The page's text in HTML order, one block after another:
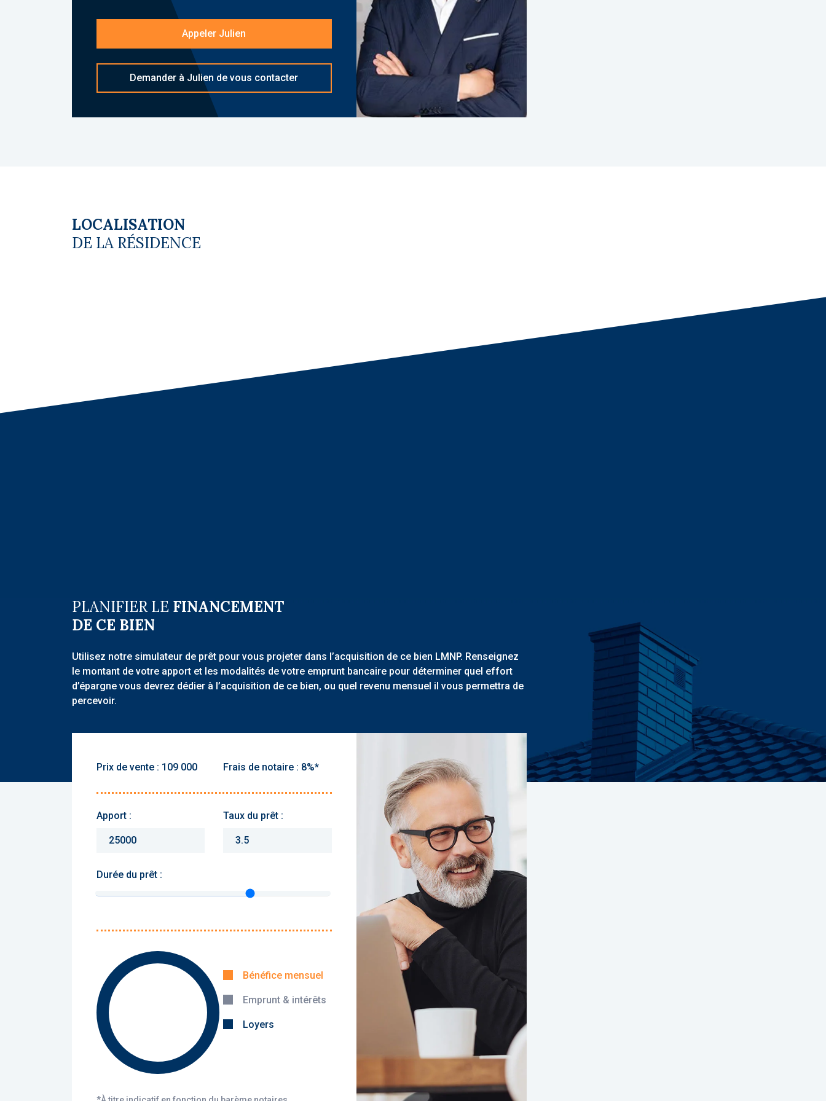
les diagnostics sont en cours de réalisation.
Le coin du LMNP - Julien Kurtz agent basé à NEUILLY SUR SEINE - 01 84 78 46 50 - Plus
d'informations sur[email protected]réf. 28083 Bien soumis au statut juridique de la
Copropriété. Charges annuelles de copropriété (Montant moyen annuel quote-part du
budget prévisionnel vendeur) : 388 €. Pas de procédure en cours. Honoraires à la charge
du vendeur
Appeler Julien
Demander à Julien de vous contacter
LOCALISATION
DE LA RÉSIDENCE
PLANIFIER LE FINANCEMENT
DE CE BIEN
Utilisez notre simulateur de prêt pour vous projeter dans l’acquisition de ce bien LMNP. Renseignez
le montant de votre apport et les modalités de votre emprunt bancaire pour déterminer quel effort
d’épargne vous devrez dédier à l’acquisition de ce bien, ou quel revenu mensuel il vous permettra de
percevoir.
Prix de vente : Frais de notaire :
Apport : Taux du prêt :
Durée du prêt :
Yearly rent :
Bénéfice mensuel
Emprunt & intérêts
Loyers